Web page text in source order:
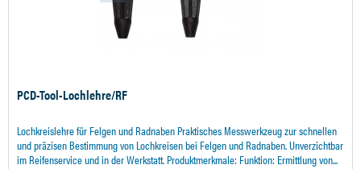
PCD-Tool-Lochlehre/RF
Lochkreislehre für Felgen und Radnaben Praktisches Messwerkzeug zur schnellen
und präzisen Bestimmung von Lochkreisen bei Felgen und Radnaben. Unverzichtbar
im Reifenservice und in der Werkstatt. Produktmerkmale: Funktion: Ermittlung von...